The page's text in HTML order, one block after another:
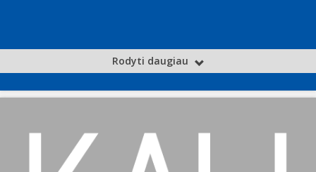
Rodyti daugiau